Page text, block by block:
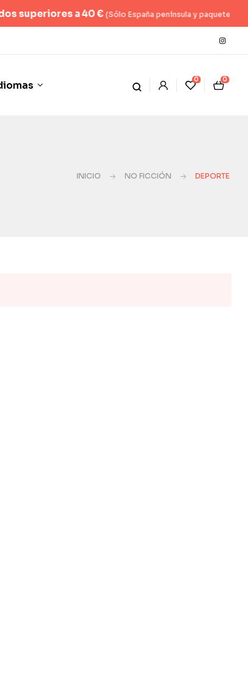
a 40 €(Sólo España península y paquete hasta 2kg)
0 0
INICIO NO FICCIÓN DEPORTE